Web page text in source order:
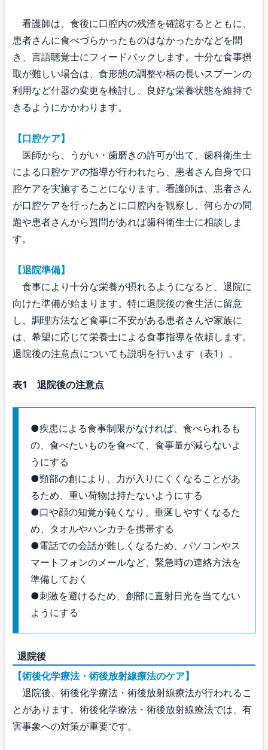
看護師は、食後に口腔内の残渣を確認するとともに、
患者さんに食べづらかったものはなかったかなどを聞
き、言語聴覚士にフィードバックします。十分な食事摂
取が難しい場合は、食形態の調整や柄の長いスプーンの
利用など什器の変更を検討し、良好な栄養状態を維持で
きるようにかかわります。
【口腔ケア】
医師から、うがい・歯磨きの許可が出て、歯科衛生士
による口腔ケアの指導が行われたら、患者さん自身で口
腔ケアを実施することになります。看護師は、患者さん
が口腔ケアを行ったあとに口腔内を観察し、何らかの問
題や患者さんから質問があれば歯科衛生士に相談しま
す。
【退院準備】
食事により十分な栄養が摂れるようになると、退院に
向けた準備が始まります。特に退院後の食生活に留意
し、調理方法など食事に不安がある患者さんや家族に
は、希望に応じて栄養士による食事指導を依頼します。
退院後の注意点についても説明を行います（表1）。
表1 退院後の注意点
●疾患による食事制限がなければ、食べられるも
の、食べたいものを食べて、食事量が減らないよ
うにする
●頸部の創により、力が入りにくくなることがあ
るため、重い荷物は持たないようにする
●口や顔の知覚が鈍くなり、垂涎しやすくなるた
め、タオルやハンカチを携帯する
●電話での会話が難しくなるため、パソコンやス
マートフォンのメールなど、緊急時の連絡方法を
準備しておく
●刺激を避けるため、創部に直射日光を当てない
ようにする
退院後
【術後化学療法・術後放射線療法のケア】
退院後、術後化学療法・術後放射線療法が行われるこ
とがあります。術後化学療法・術後放射線療法では、有
害事象への対策が重要です。